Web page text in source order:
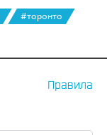
#торонто
Правила